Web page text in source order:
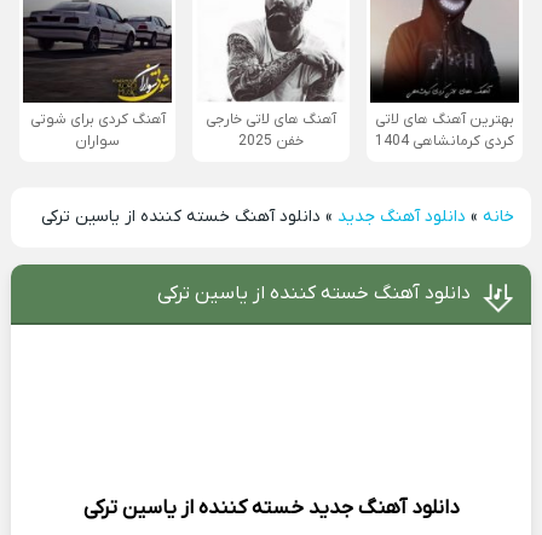
بهترین آهنگ های لاتی
کردی کرمانشاهی 1404
آهنگ های لاتی خارجی
خفن 2025
آهنگ کردی برای شوتی
سواران
خانه» دانلود آهنگ جدید » دانلود آهنگ خسته کننده از یاسین ترکی
دانلود آهنگ خسته کننده از یاسین ترکی
دانلود آهنگ جدید خسته کننده ازیاسین ترکی